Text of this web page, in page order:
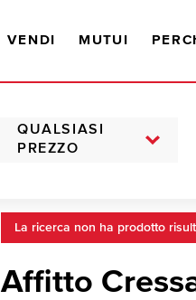
VENDI MUTUI
QUALSIASI
PREZZO
La ricerca non ha prodotto
Affitto